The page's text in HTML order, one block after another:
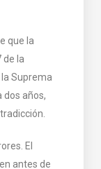
que la
de la
Suprema
dos años,
El
antes de